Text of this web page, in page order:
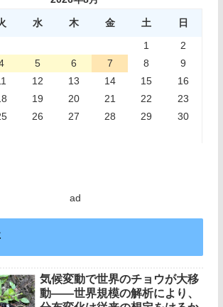
水 木 金 土
日
1
2
5 6 7 8
9
12 13 14 15
16
19 20 21 22
23
26 27 28 29
30
ad
気候変動で世界のチョウが大移
動――世界規模の解析により、